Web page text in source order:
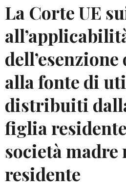
La Corte UE
alla fonte di
distribuiti
figlia
società madre
residente